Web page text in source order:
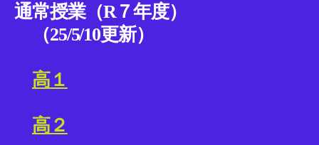
通常授業（R７年度）
（25/5/10更新）
高１
高２